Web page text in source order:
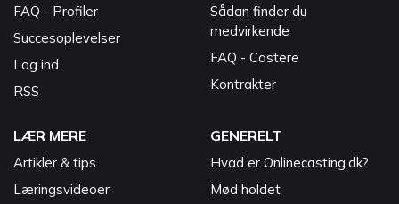
FAQ - Profiler
Succesoplevelser
Log ind
RSS
Sådan finder du
medvirkende
FAQ - Castere
Kontrakter
LÆR MERE
Artikler & tips
Læringsvideoer
GENERELT
Hvad er Onlinecasting.dk?
Mød holdet